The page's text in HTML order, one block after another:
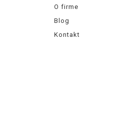
O firme
Blog
Kontakt